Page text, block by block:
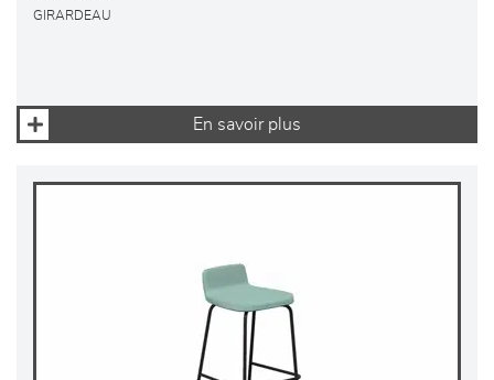
GIRARDEAU
En savoir plus